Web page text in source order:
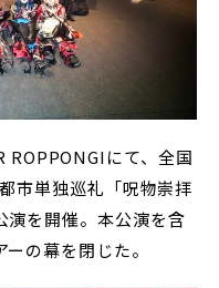
ROPPONGIにて、全国
市単独巡礼「呪物崇拝
演を開催。本公演を含
の幕を閉じた。